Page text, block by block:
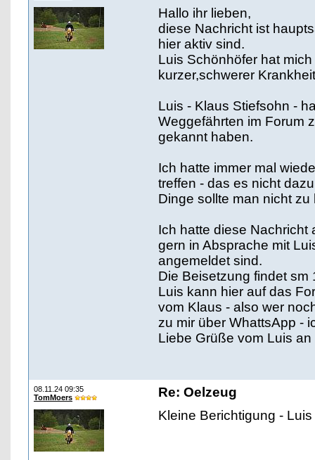
Hallo ihr lieben,
diese Nachricht ist
hier aktiv sind.
Luis Schönhöfer hat
kurzer,schwerer
Luis - Klaus Stiefsohn -
Weggefährten im Forum
gekannt haben.
Ich hatte immer mal
treffen - das es nicht
Dinge sollte man nicht
Ich hatte diese Nachricht
gern in Absprache mit
angemeldet sind.
Die Beisetzung findet sm
Luis kann hier auf das
vom Klaus - also wer
zu mir über WhattsApp -
Liebe Grüße vom Luis
08.11.24 09:35
TomMoers
Re: Oelzeug
Kleine Berichtigung -